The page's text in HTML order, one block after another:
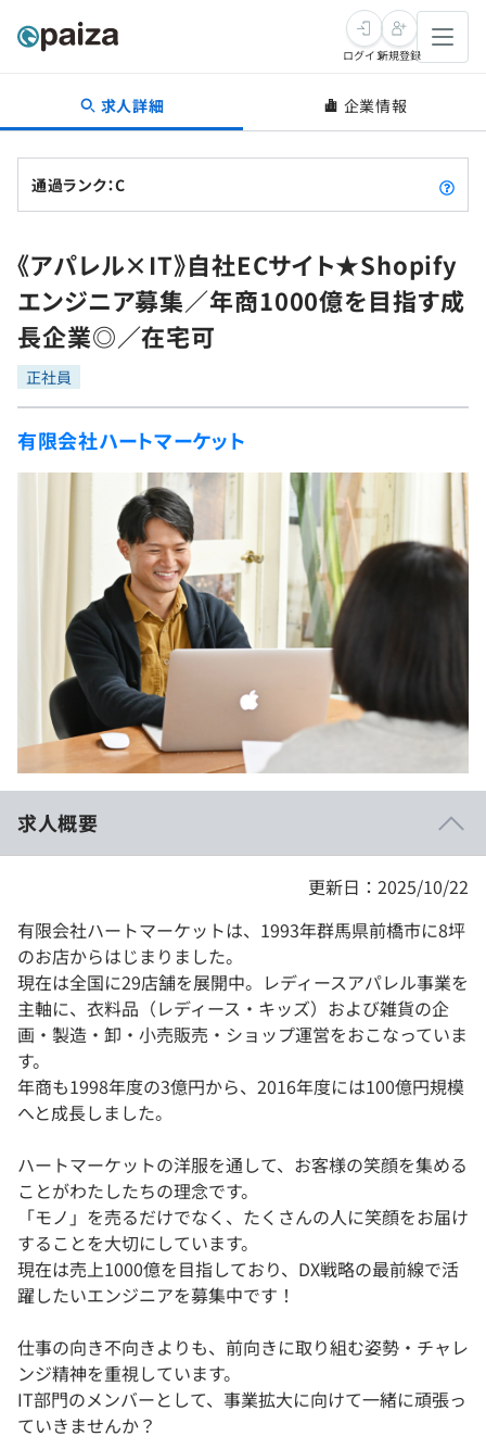
転職・キャリア
転職成功ガイド
転職エージェント
インタビュー
転職成功ガイド
新卒就活
求人検索
本選考
インターン
新卒エージェント
イベント・セミナー
就活成功ガイド
学習
問題集
4択課題
個人向けプラン
法人向けプラン
学校向けプラン
契約内容・クーポン
プログラミング言語
評価結果一覧
再チャレンジ結果一覧
ゲーム・マンガ
Tech Team Journal
paizaとは？
ログイン新規登録
求人詳細 企業情報
通過ランク：C
《アパレル×IT》自社ECサイト★Shopify
エンジニア募集／年商1000億を目指す成
長企業◎／在宅可
正社員
有限会社ハートマーケット
求人概要
更新日：2025/10/22
有限会社ハートマーケットは、1993年群馬県前橋市に8坪
のお店からはじまりました。
現在は全国に29店舗を展開中。レディースアパレル事業を
主軸に、衣料品（レディース・キッズ）および雑貨の企
画・製造・卸・小売販売・ショップ運営をおこなっていま
す。
年商も1998年度の3億円から、2016年度には100億円規模
へと成長しました。
ハートマーケットの洋服を通して、お客様の笑顔を集める
ことがわたしたちの理念です。
「モノ」を売るだけでなく、たくさんの人に笑顔をお届け
することを大切にしています。
現在は売上1000億を目指しており、DX戦略の最前線で活
躍したいエンジニアを募集中です！
仕事の向き不向きよりも、前向きに取り組む姿勢・チャレ
ンジ精神を重視しています。
IT部門のメンバーとして、事業拡大に向けて一緒に頑張っ
ていきませんか？